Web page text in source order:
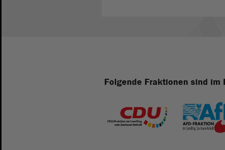
Folgende Fraktionen sind im